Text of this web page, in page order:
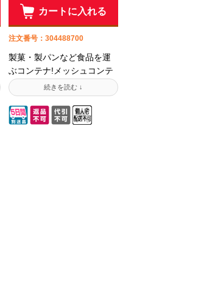
カートに入れる
注文番号：304488700
製菓・製パンなど食品を運
ぶコンテナ!メッシュコンテ
ナ(網目コンテナ)は通気性・
通水性が良く野菜や果物の
収穫用、クリーニング衣類
まで多業種で活躍。ハンド